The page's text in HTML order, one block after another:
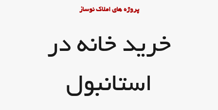
پروژه های املاک نوساز
خرید خانه در
استانبول